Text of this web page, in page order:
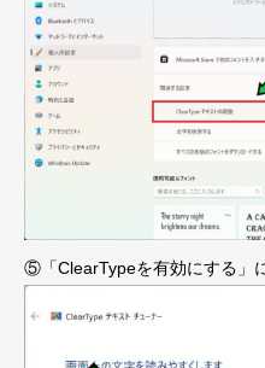
⑤「ClearTypeを有効にする」